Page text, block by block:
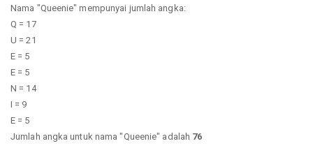
Nama "Queenie" mempunyai jumlah angka:
Q = 17
U = 21
E = 5
E = 5
N = 14
I = 9
E = 5
Jumlah angka untuk nama "Queenie" adalah 76